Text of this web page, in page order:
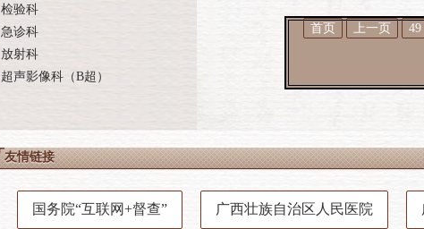
检验科
急诊科
放射科
超声影像科（B超）
首页 上一页 49
友情链接
国务院“互联网+督查” 广西壮族自治区人民医院